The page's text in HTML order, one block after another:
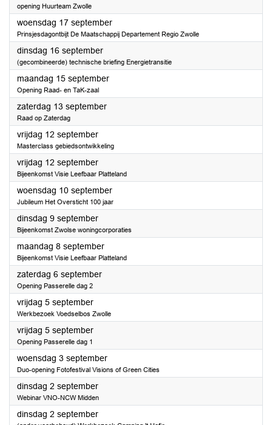
opening Huurteam Zwolle
woensdag 17 september2025
Prinsjesdagontbijt De Maatschappij Departement Regio Zwolle
dinsdag 16 september2025
(gecombineerde) technische briefing Energietransitie
maandag 15 september2025
Opening Raad- en TaK-zaal
zaterdag 13 september2025
Raad op Zaterdag
vrijdag 12 september2025
Masterclass gebiedsontwikkeling
vrijdag 12 september2025
Bijeenkomst Visie Leefbaar Platteland
woensdag 10 september2025
Jubileum Het Oversticht 100 jaar
dinsdag 9 september2025
Bijeenkomst Zwolse woningcorporaties
maandag 8 september2025
Bijeenkomst Visie Leefbaar Platteland
zaterdag 6 september2025
Opening Passerelle dag 2
vrijdag 5 september2025
Werkbezoek Voedselbos Zwolle
vrijdag 5 september2025
Opening Passerelle dag 1
woensdag 3 september2025
Duo-opening Fotofestival Visions of Green Cities
dinsdag 2 september2025
Webinar VNO-NCW Midden
dinsdag 2 september2025